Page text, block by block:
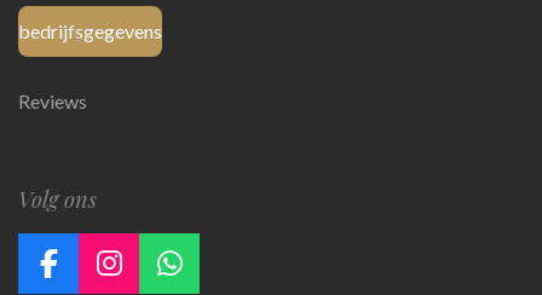
bedrijfsgegevens
Reviews
Volg ons
F
I
W